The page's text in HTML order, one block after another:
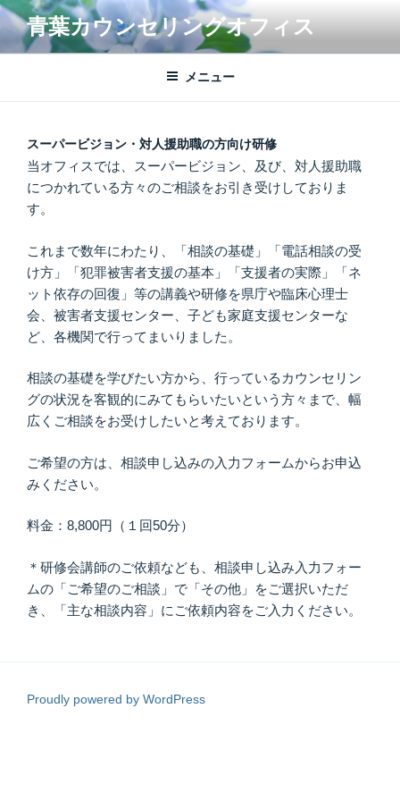
コ
ン
テ
青葉カウンセリングオフィス
メニュー
スーパービジョン・対人援助職の方向け研修
当オフィスでは、スーパービジョン、及び、対人援助職
につかれている方々のご相談をお引き受けしておりま
す。
これまで数年にわたり、「相談の基礎」「電話相談の受
け方」「犯罪被害者支援の基本」「支援者の実際」「ネ
ット依存の回復」等の講義や研修を県庁や臨床心理士
会、被害者支援センター、子ども家庭支援センターな
ど、各機関で行ってまいりました。
相談の基礎を学びたい方から、行っているカウンセリン
グの状況を客観的にみてもらいたいという方々まで、幅
広くご相談をお受けしたいと考えております。
ご希望の方は、相談申し込みの入力フォームからお申込
みください。
料金：8,800円（１回50分）
＊研修会講師のご依頼なども、相談申し込み入力フォー
ムの「ご希望のご相談」で「その他」をご選択いただ
き、「主な相談内容」にご依頼内容をご入力ください。
Proudly powered by WordPress